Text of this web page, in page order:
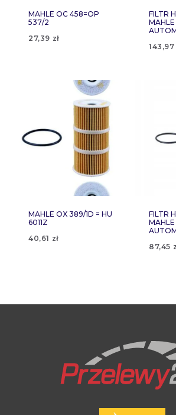
MAHLE OC 458=OP
537/2
27,39 zł
FILTR
MAHLE
143,97
MAHLE OX 389/1D = HU
6011Z
40,61 zł
FILTR
MAHLE
87,45